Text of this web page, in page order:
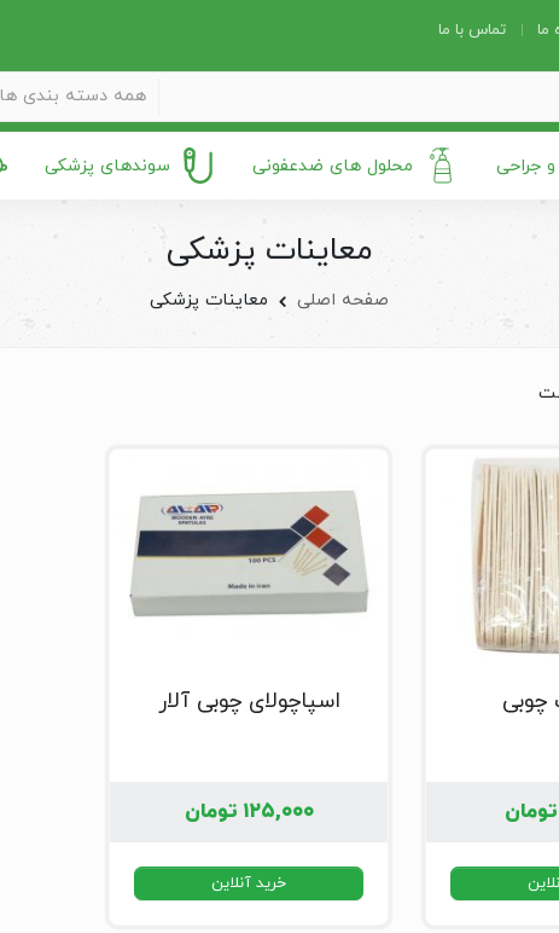
ما تماس با ما
همه دسته بندی ها
جراحی محلول های ضدعفونی سوندهای پزشکی
معاینات پزشکی
صفحه اصلی معاینات پزشکی
چوبی
تومان
اسپاچولای چوبی آلار
۱۲۵,۰۰۰ تومان
خرید آنلاین